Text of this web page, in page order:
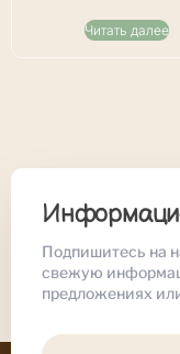
Читать далее
Подпишитесь на
свежую
предложениях